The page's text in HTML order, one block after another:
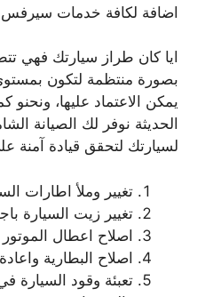
اضافة لكافة خدمات سيرفس
ايا كان طراز سيارتك فهي
بصورة منتظمة لتكون
يمكن الاعتماد عليها، ونحنو
الحديثة نوفر لك الصيانة
لسيارتك لتحقق قيادة آمنة
تغيير وملأ اطارات
تغيير زيت السيارة
اصلاح اعطال الموتور
اصلاح البطارية
تعبئة وقود السيارة